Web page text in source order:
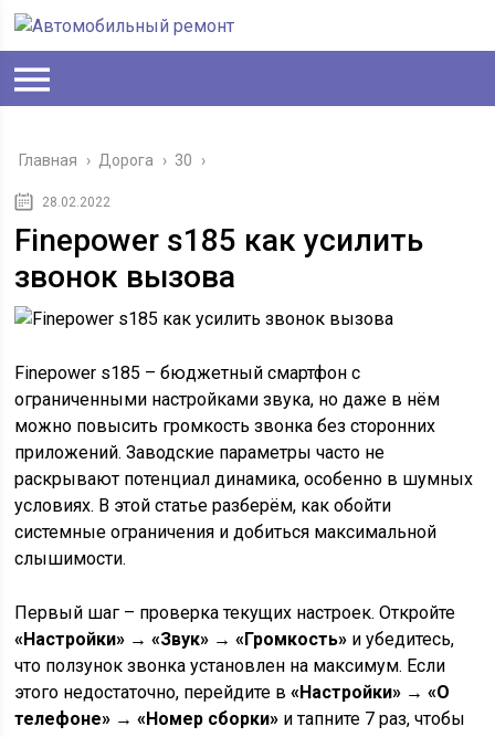
Главная › Дорога › 30 ›
28.02.2022
Finepower s185 как усилить
звонок вызова
Finepower s185 – бюджетный смартфон с
ограниченными настройками звука, но даже в нём
можно повысить громкость звонка без сторонних
приложений. Заводские параметры часто не
раскрывают потенциал динамика, особенно в шумных
условиях. В этой статье разберём, как обойти
системные ограничения и добиться максимальной
слышимости.
Первый шаг – проверка текущих настроек. Откройте
«Настройки» → «Звук» → «Громкость» и убедитесь,
что ползунок звонка установлен на максимум. Если
этого недостаточно, перейдите в«Настройки» → «О
телефоне» → «Номер сборки» и тапните 7 раз, чтобы